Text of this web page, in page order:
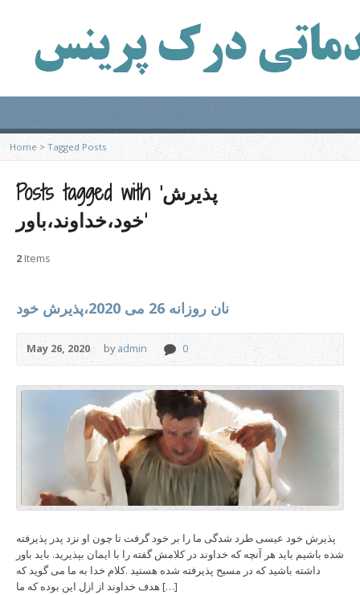
Home > Tagged Posts
Posts tagged with ‘پذیرش
خود،خداوند،باور’
2 Items
نان روزانه 26 می 2020،پذیرش خود
May 26, 2020 byadmin 0
پذیرش خود عیسی طرد شدگی ما را بر خود گرفت تا چون او نزد پدر پذیرفته
شده باشیم باید هر آنچه که خداوند در کلامش گفته را با ایمان بپذیرید. باید باور
داشته باشید که در مسیح پذیرفته شده هستید .کلام خدا به ما می گوید که
هدف خداوند از ازل این بوده که ما […]